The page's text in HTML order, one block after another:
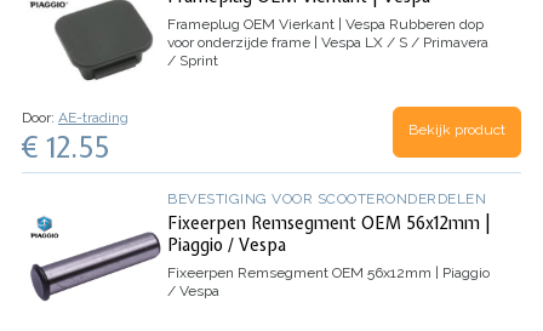
Frameplug OEM Vierkant | Vespa Rubberen dop
voor onderzijde frame | Vespa LX / S / Primavera
/ Sprint
Door: AE-trading
€ 12.55 Bekijk product
BEVESTIGING VOOR SCOOTERONDERDELEN
Fixeerpen Remsegment OEM 56x12mm |
Piaggio / Vespa
Fixeerpen Remsegment OEM 56x12mm | Piaggio
/ Vespa